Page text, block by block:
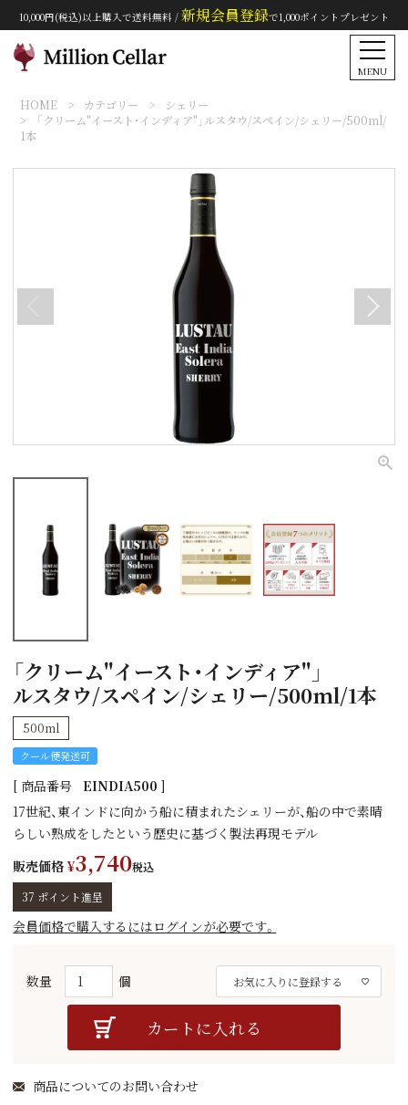
10,000円(税込)以上購入で送料無料 / 新規会員登録で1,000ポイントプレゼント
MENU
HOME カテゴリー
シェリー
「クリーム"イースト・インディア"」ルスタウ/スペイン/シェリー/500ml/
1本
「クリーム"イースト・インディア"」
ルスタウ/スペイン/シェリー/500ml/1本
500ml
クール便発送可
商品番号
EINDIA500
17世紀、東インドに向かう船に積まれたシェリーが、船の中で素晴
らしい熟成をしたという歴史に基づく製法再現モデル
販売価格 ¥3,740税込
37 ポイント進呈
会員価格で購入するにはログインが必要です。
お気に入りに登録する
カートに入れる
商品についてのお問い合わせ